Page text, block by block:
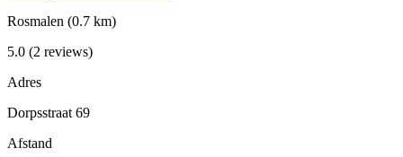
Rosmalen (0.7 km)
5.0 (2 reviews)
Adres
Dorpsstraat 69
Afstand